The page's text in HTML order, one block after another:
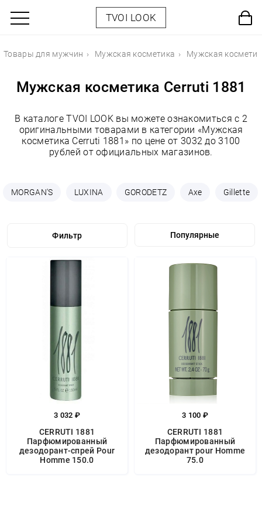
TVOI LOOK
Товары для мужчин Мужская косметика Мужская
Мужская косметика Cerruti 1881
В каталоге TVOI LOOK вы можете ознакомиться с 2
оригинальными товарами в категории «Мужская
косметика Cerruti 1881» по цене от 3032 до 3100
рублей от официальных магазинов.
MORGAN'S LUXINA GORODETZ Axe Gillette
Фильтр
3 032 ₽
CERRUTI 1881
Парфюмированный
дезодорант-спрей Pour
Homme 150.0
3 100 ₽
CERRUTI 1881
Парфюмированный
дезодорант pour Homme
75.0